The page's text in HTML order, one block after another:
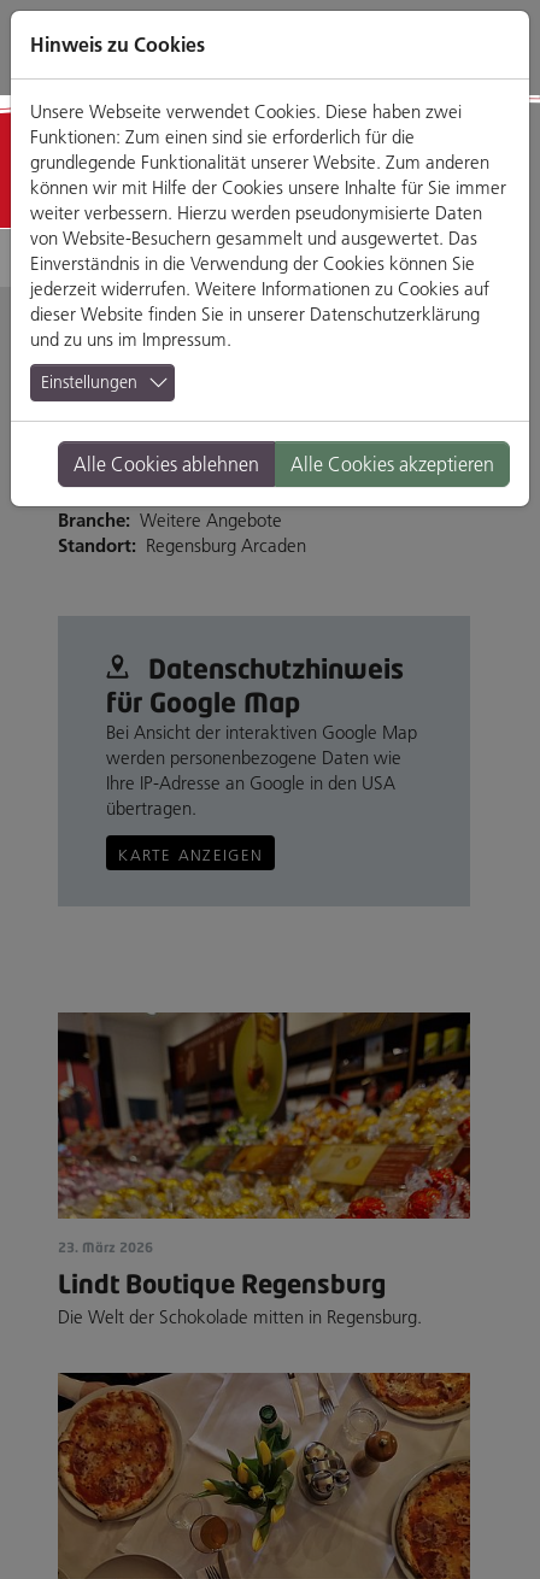
Direkt
zum
Zum
Hauptmenü
Zum
Footermenü
Zur
Website-
Detailansicht
O2
Friedenstraße 23, 93053 Regensburg
Tel. 0941-20053480
www.o2online.de
Branche: Weitere Angebote
Standort: Regensburg Arcaden
Datenschutz­hinweis
für Google Map
Bei Ansicht der interaktiven Google Map
werden personenbezogene Daten wie
Ihre IP-Adresse an Google in den USA
übertragen.
KARTE ANZEIGEN
23. März 2026
Lindt Boutique Regensburg
Die Welt der Schokolade mitten in Regensburg.
Hinweis zu Cookies
Unsere Webseite verwendet Cookies. Diese haben zwei
Funktionen: Zum einen sind sie erforderlich für die
grundlegende Funktionalität unserer Website. Zum anderen
können wir mit Hilfe der Cookies unsere Inhalte für Sie immer
weiter verbessern. Hierzu werden pseudonymisierte Daten
von Website-Besuchern gesammelt und ausgewertet. Das
Einverständnis in die Verwendung der Cookies können Sie
jederzeit widerrufen. Weitere Informationen zu Cookies auf
dieser Website finden Sie in unserer Datenschutzerklärung
und zu uns im Impressum.
Einstellungen
Alle Cookies ablehnen Alle Cookies akzeptieren